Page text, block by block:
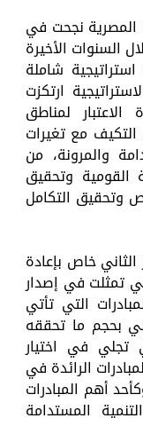
المصرية نجحت في
السنوات الأخيرة
شاملة
ارتكزت
لمناطق
التكيف مع تغيرات
والمرونة، من
القومية وتحقيق
وتحقيق التكامل
خاص بإعادة
تمثلت في إصدار
التي تأتي
بحجم ما تحققه
تجلي في اختيار
الرائدة في
أهم المبادرات
المستدامة